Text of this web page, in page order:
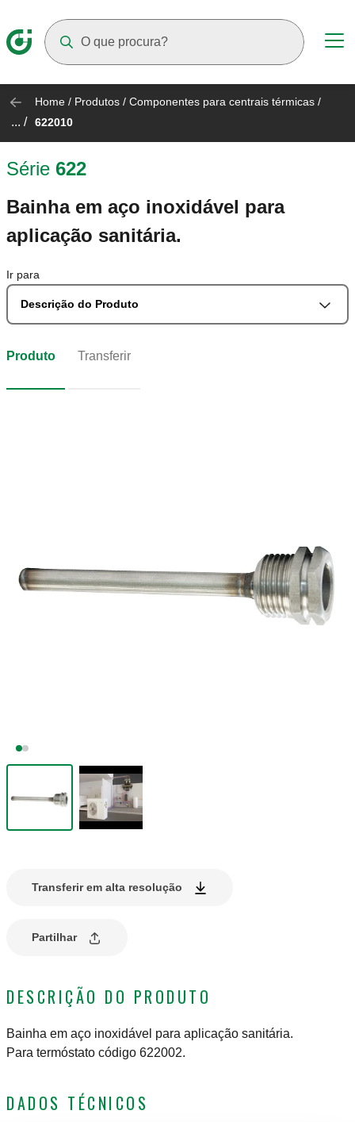
Home / Produtos / Componentes para centrais térmicas /
... / 622010
Série 622
Bainha em aço inoxidável para
aplicação sanitária.
Ir para
Descrição do Produto
Produto Transferir
Transferir em alta resolução
Partilhar
DESCRIÇÃO DO PRODUTO
Bainha em aço inoxidável para aplicação sanitária.
Para termóstato código 622002.
DADOS TÉCNICOS